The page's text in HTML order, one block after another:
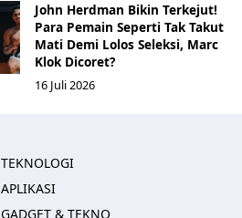
John Herdman Bikin Terkejut!
Para Pemain Seperti Tak Takut
Mati Demi Lolos Seleksi, Marc
Klok Dicoret?
16 Juli 2026
TEKNOLOGI
APLIKASI
GADGET & TEKNO